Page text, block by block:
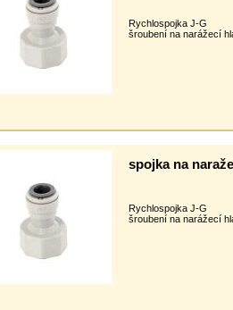
Rychlospojka J-G
šroubení na narážecí
spojka na
Rychlospojka J-G
šroubení na narážecí